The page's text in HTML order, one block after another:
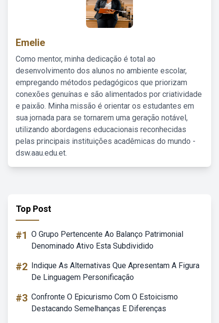
Emelie
Como mentor, minha dedicação é total ao
desenvolvimento dos alunos no ambiente escolar,
empregando métodos pedagógicos que priorizam
conexões genuínas e são alimentados por criatividade
e paixão. Minha missão é orientar os estudantes em
sua jornada para se tornarem uma geração notável,
utilizando abordagens educacionais reconhecidas
pelas principais instituições acadêmicas do mundo -
dsw.aau.edu.et.
Top Post
#1 O Grupo Pertencente Ao Balanço Patrimonial
Denominado Ativo Esta Subdividido
#2 Indique As Alternativas Que Apresentam A Figura
De Linguagem Personificação
#3 Confronte O Epicurismo Com O Estoicismo
Destacando Semelhanças E Diferenças